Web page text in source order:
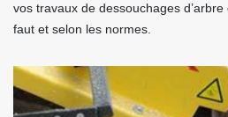
vos travaux de dessouchages
faut et selon les normes.